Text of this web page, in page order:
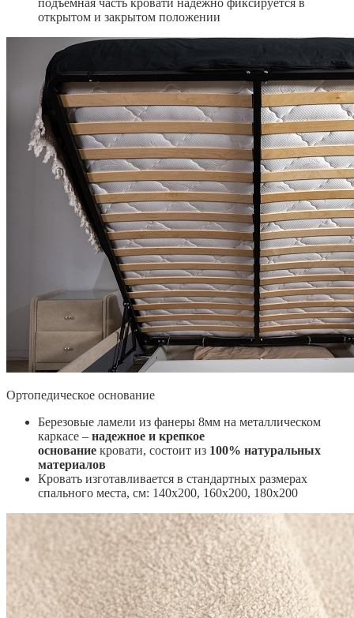
подъемная часть кровати надежно фиксируется в
открытом и закрытом положении
Ортопедическое основание
Березовые ламели из фанеры 8мм на металлическом
каркасе – надежное и крепкое
основание кровати, состоит из 100% натуральных
материалов
Кровать изготавливается в стандартных размерах
спального места, см: 140х200, 160х200, 180х200